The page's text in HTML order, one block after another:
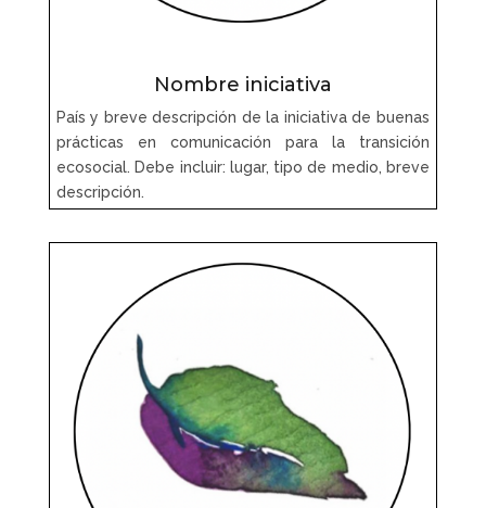
Nombre iniciativa
País y breve descripción de la iniciativa de buenas
prácticas en comunicación para la transición
ecosocial. Debe incluir: lugar, tipo de medio, breve
descripción.